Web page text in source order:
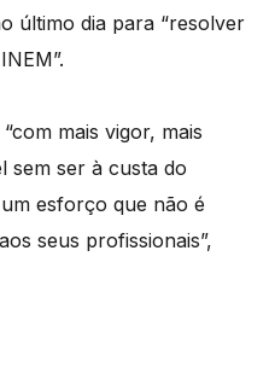
último dia para “resolver
mais vigor, mais
sem ser à custa do
esforço que não é
seus profissionais”,